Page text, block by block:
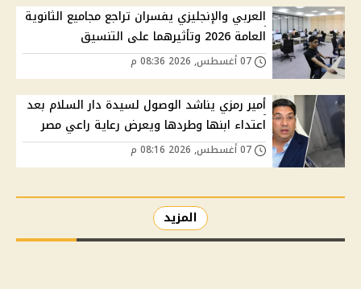
العربي والإنجليزي يفسران تراجع مجاميع الثانوية
العامة 2026 وتأثيرهما على التنسيق
أمير رمزي يناشد الوصول لسيدة دار السلام بعد
اعتداء ابنها وطردها ويعرض رعاية راعي مصر
المزيد